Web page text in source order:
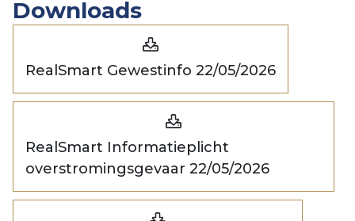
Downloads
RealSmart Gewestinfo 22/05/2026
RealSmart Informatieplicht
overstromingsgevaar 22/05/2026